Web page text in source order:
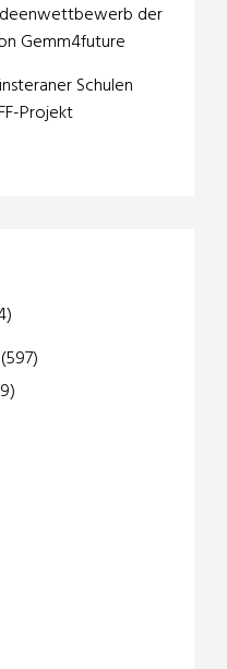
der
Gemm4future
Schulen
Projekt
(597)